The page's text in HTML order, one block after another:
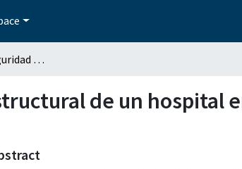
Evaluación de la seguridad estructural de un hospital en la ciudad de Puebla, Puebla
de un hospital